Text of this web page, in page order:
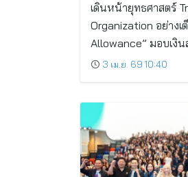
เดินหน้ายุทธศาสตร์
Organization อย่างเ
Allowance” มอบเงิ
3 เม.ย. 69 10:40